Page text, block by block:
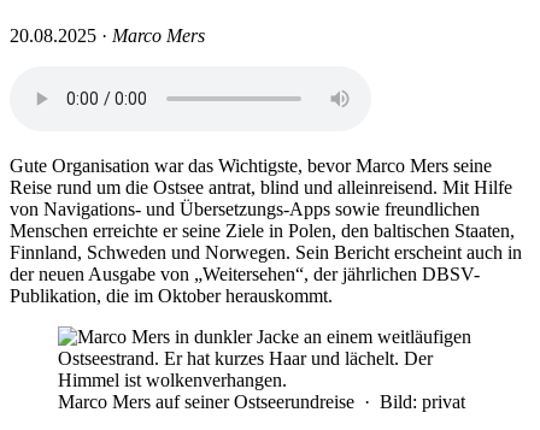
20.08.2025 · Marco Mers
Gute Organisation war das Wichtigste, bevor Marco Mers seine
Reise rund um die Ostsee antrat, blind und alleinreisend. Mit Hilfe
von Navigations- und Übersetzungs-Apps sowie freundlichen
Menschen erreichte er seine Ziele in Polen, den baltischen Staaten,
Finnland, Schweden und Norwegen. Sein Bericht erscheint auch in
der neuen Ausgabe von „Weitersehen“, der jährlichen DBSV-
Publikation, die im Oktober herauskommt.
Marco Mers auf seiner Ostseerundreise · Bild: privat